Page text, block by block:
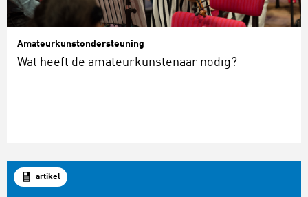
Amateurkunstondersteuning
Wat heeft de amateurkunstenaar nodig?
artikel